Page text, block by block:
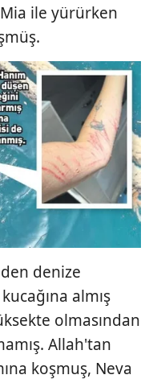
ile yürürken
denize
almış
olmasından
Allah'tan
koşmuş, Neva